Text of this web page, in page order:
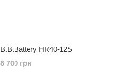
B.B.Battery HR40-12S
8 700 грн